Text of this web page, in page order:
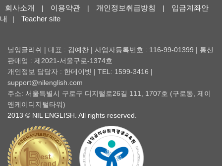
회사소개 | 이용약관 | 개인정보취급방침 |
입금계좌안
내
| Teacher site
닐잉글리쉬 | 대표 : 김예찬 | 사업자등록번호 : 116-99-01399 | 통신
판매업 : 제2021-서울구로-1374호
개인정보 담당자 : 한데이빗 | TEL: 1599-3416 |
support@nilenglish.com
주소: 서울특별시 구로구 디지털로26길 111, 1707호 (구로동, 제이
앤케이디지털타워)
2013 © NIL ENGLISH. All rights reserved.